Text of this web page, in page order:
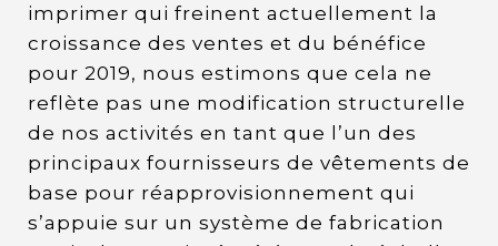
imprimer qui freinent actuellement la
croissance des ventes et du bénéfice
pour 2019, nous estimons que cela ne
reflète pas une modification structurelle
de nos activités en tant que l’un des
principaux fournisseurs de vêtements de
base pour réapprovisionnement qui
s’appuie sur un système de fabrication